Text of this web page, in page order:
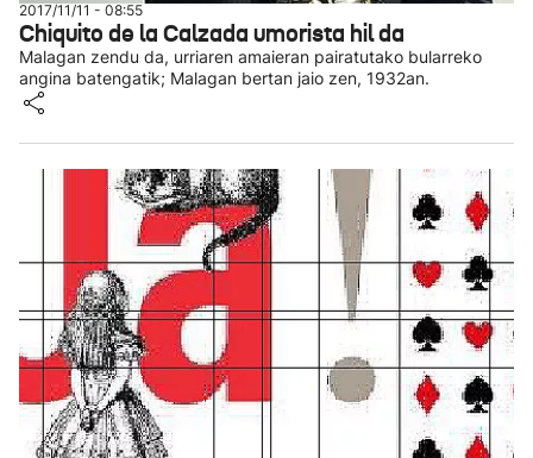
2017/11/11 - 08:55
Chiquito de la Calzada umorista hil da
Malagan zendu da, urriaren amaieran pairatutako bularreko
angina batengatik; Malagan bertan jaio zen, 1932an.